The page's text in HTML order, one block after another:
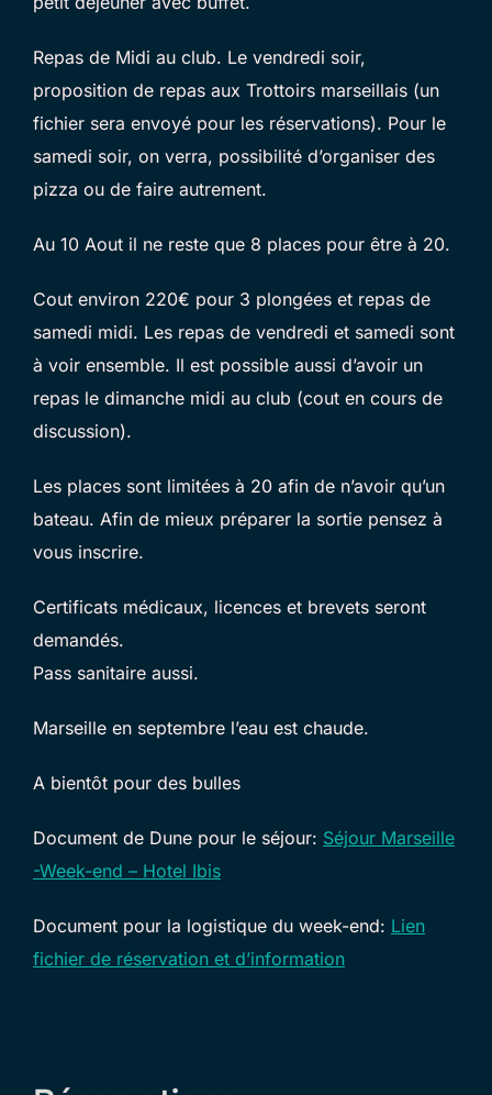
Repas de Midi au club. Le vendredi soir,
proposition de repas aux Trottoirs marseillais (un
fichier sera envoyé pour les réservations). Pour le
samedi soir, on verra, possibilité d’organiser des
pizza ou de faire autrement.
Au 10 Aout il ne reste que 8 places pour être à 20.
Cout environ 220€ pour 3 plongées et repas de
samedi midi. Les repas de vendredi et samedi sont
à voir ensemble. Il est possible aussi d’avoir un
repas le dimanche midi au club (cout en cours de
discussion).
Les places sont limitées à 20 afin de n’avoir qu’un
bateau. Afin de mieux préparer la sortie pensez à
vous inscrire.
Certificats médicaux, licences et brevets seront
demandés.
Pass sanitaire aussi.
Marseille en septembre l’eau est chaude.
A bientôt pour des bulles
Document de Dune pour le séjour: Séjour Marseille
-Week-end – Hotel Ibis
Document pour la logistique du week-end: Lien
fichier de réservation et d’information